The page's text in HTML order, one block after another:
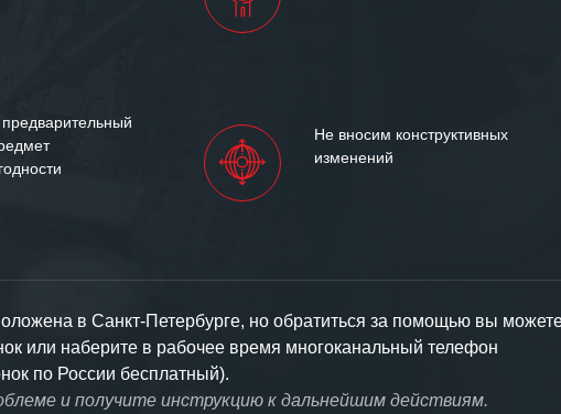
Не вносим конструктивных
изменений
в Санкт-Петербурге, но обратиться за помощью вы
или наберите в рабочее время многоканальный телефон
по России бесплатный).
и получите инструкцию к дальнейшим действиям.